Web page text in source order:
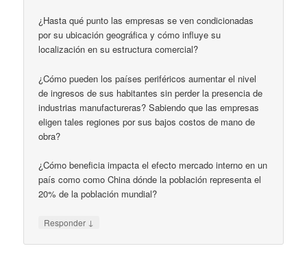
¿Hasta qué punto las empresas se ven condicionadas
por su ubicación geográfica y cómo influye su
localización en su estructura comercial?
¿Cómo pueden los países periféricos aumentar el nivel
de ingresos de sus habitantes sin perder la presencia de
industrias manufactureras? Sabiendo que las empresas
eligen tales regiones por sus bajos costos de mano de
obra?
¿Cómo beneficia impacta el efecto mercado interno en un
país como como China dónde la población representa el
20% de la población mundial?
Responder ↓